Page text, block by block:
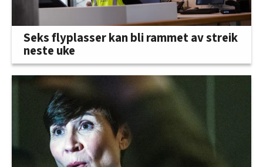
Seks flyplasser kan bli rammet av streik
neste uke